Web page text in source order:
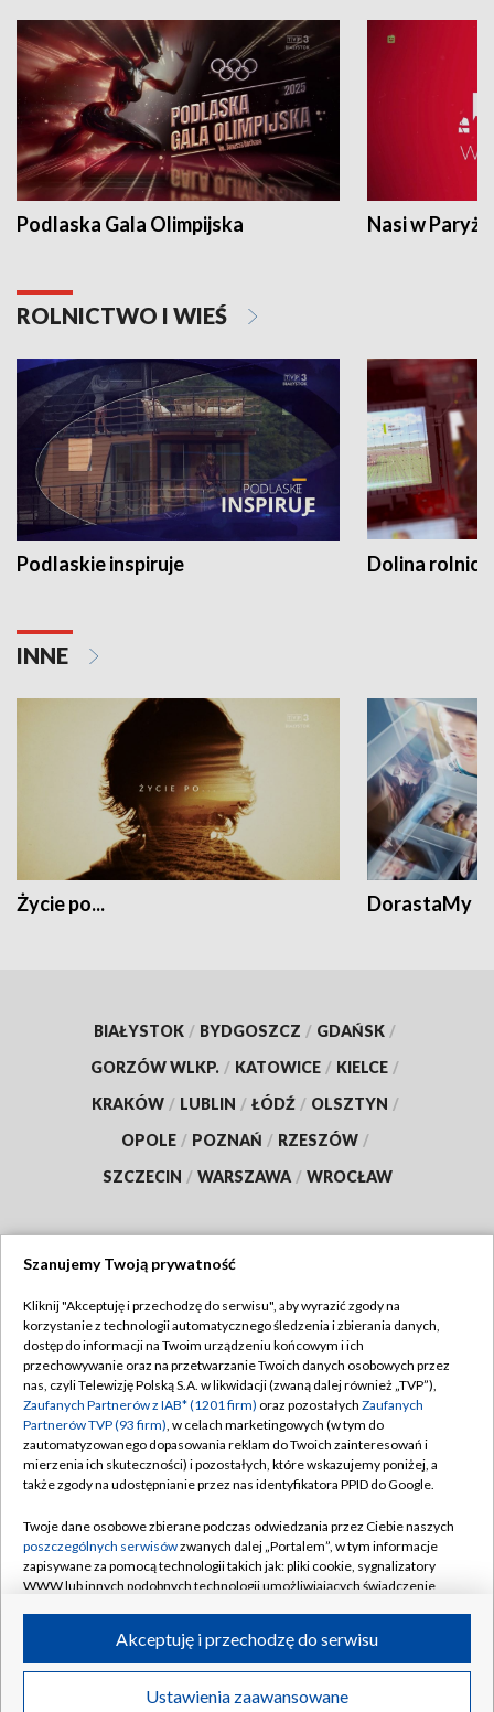
Podlaska Gala Olimpijska Nasi w Paryżu
ROLNICTWO I WIEŚ
Podlaskie inspiruje Dolina
INNE
Życie po... DorastaMy
BIAŁYSTOK / BYDGOSZCZ / GDAŃSK /
GORZÓW WLKP. / KATOWICE / KIELCE /
KRAKÓW / LUBLIN / ŁÓDŹ / OLSZTYN /
OPOLE / POZNAŃ / RZESZÓW /
SZCZECIN / WARSZAWA / WROCŁAW
TVP
Abonament TVP
Emisja w TVP
Centrum informacji TVP
Naziemna Telewizja Cyfrowa
Rada Programowa
System NOS
Informacje o nadawcy
Program dla prasy
Regulamin TVP
Polityka prywatności
Moje zgody
Pomoc
Kontakt
Kanały
©2026 Telewizja Polska S.A. w likwidacji
Szanujemy Twoją prywatność
Kliknij "Akceptuję i przechodzę do serwisu", aby wyrazić zgody na
korzystanie z technologii automatycznego śledzenia i zbierania danych,
dostęp do informacji na Twoim urządzeniu końcowym i ich
przechowywanie oraz na przetwarzanie Twoich danych osobowych przez
nas, czyli Telewizję Polską S.A. w likwidacji (zwaną dalej również „TVP”),
Zaufanych Partnerów z IAB* (1201 firm) oraz pozostałych Zaufanych
Partnerów TVP (93 firm), w celach marketingowych (w tym do
zautomatyzowanego dopasowania reklam do Twoich zainteresowań i
mierzenia ich skuteczności) i pozostałych, które wskazujemy poniżej, a
także zgody na udostępnianie przez nas identyfikatora PPID do Google.
Twoje dane osobowe zbierane podczas odwiedzania przez Ciebie naszych
poszczególnych serwisówzwanych dalej „Portalem”, w tym informacje
zapisywane za pomocą technologii takich jak: pliki cookie, sygnalizatory
WWW lub innych podobnych technologii umożliwiających świadczenie
ruchu w Internecie.
Twoje dane osobowe zbierane podczas odwiedzania przez Ciebie
poszczególnych serwisówna Portalu, takie jak adresy IP, identyfikatory
Ustawienia zaawansowane
Akceptuję i przechodzę do serwisu